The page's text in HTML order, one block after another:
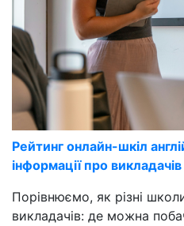
Рейтинг онлайн-шкіл
інформації про викладачів
Порівнюємо, як різні
викладачів: де можна